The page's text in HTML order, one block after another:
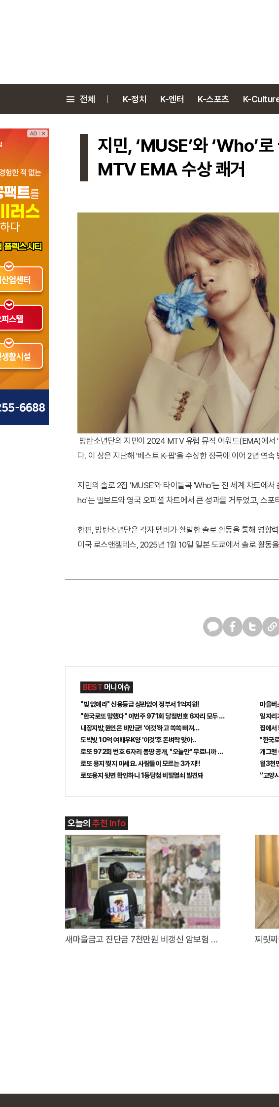
전체 K-정치 K-엔터 K-스포츠 K-
지민, ‘MUSE’와 ‘Who’
MTV EMA 수상 쾌거
방탄소년단의 지민이 2024 MTV 유럽 뮤직 어워드(EMA)에서
다. 이 상은 지난해 '베스트 K-팝'을 수상한 정국에 이어 2년 연속
지민의 솔로 2집 'MUSE'와 타이틀곡 'Who'는 전 세계 차트에서
ho'는 빌보드와 영국 오피셜 차트에서 큰 성과를 거두었고, 스
한편, 방탄소년단은 각자 멤버가 활발한 솔로 활동을 통해 영향
미국 로스앤젤레스, 2025년 1월 10일 일본 도쿄에서 솔로 활동
BEST 머니이슈
"빚 없애라" 신용등급 상관없이 정부서 1억지원!
"한국로또 망했다" 이번주 971회 당첨번호 6자리 모두 유출...관계자 실수로 "
내장지방,원인은 비만균! '이것'하고 쏙쏙 빠져…
도박빚 10억 여배우K양 '이것'후 돈벼락 맞아..
로또 972회 번호 6자리 몽땅 공개, "오늘만" 무료니까 꼭 오늘 확인하세요.
로또 용지 찢지 마세요. 사람들이 모르는 3가지!!
로또용지 뒷면 확인하니 1등당첨 비밀열쇠 발견돼
마을버
일자리
집에서
"한국
개그맨
월3천
“고양
오늘의 추천 Info
새마을금고 진단금 7천만원 비갱신 암보험 출
찌릿